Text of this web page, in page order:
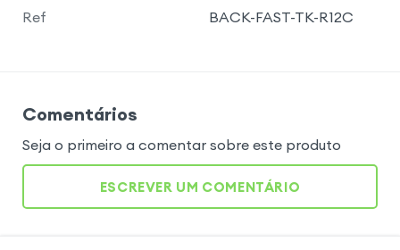
Ref BACK-FAST-TK-R12C
Comentários
Seja o primeiro a comentar sobre este produto
ESCREVER UM COMENTÁRIO